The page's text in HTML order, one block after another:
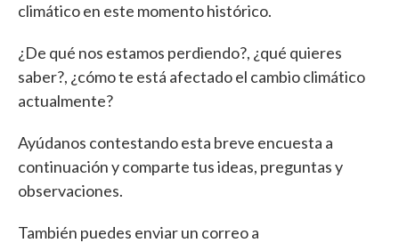
climático en este momento histórico.
¿De qué nos estamos perdiendo?, ¿qué quieres
saber?, ¿cómo te está afectado el cambio climático
actualmente?
Ayúdanos contestando esta breve encuesta a
continuación y comparte tus ideas, preguntas y
observaciones.
También puedes enviar un correo a